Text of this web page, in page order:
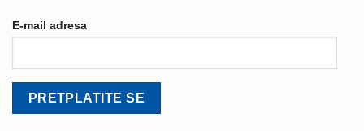
E-mail adresa